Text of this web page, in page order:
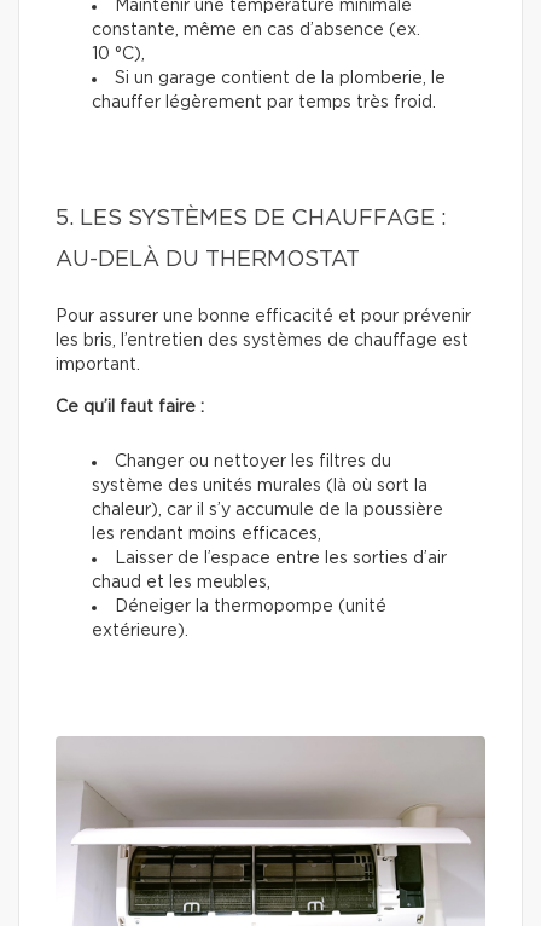
Maintenir une température minimale
constante, même en cas d’absence (ex.
10 °C),
Si un garage contient de la plomberie, le
chauffer légèrement par temps très froid.
5. LES SYSTÈMES DE CHAUFFAGE :
AU-DELÀ DU THERMOSTAT
Pour assurer une bonne efficacité et pour prévenir
les bris, l’entretien des systèmes de chauffage est
important.
Ce qu’il faut faire :
Changer ou nettoyer les filtres du
système des unités murales (là où sort la
chaleur), car il s’y accumule de la poussière
les rendant moins efficaces,
Laisser de l’espace entre les sorties d’air
chaud et les meubles,
Déneiger la thermopompe (unité
extérieure).